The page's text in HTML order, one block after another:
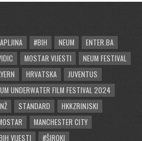
#BIH NEUM
ENTER.BA
MOSTAR VIJESTI
NEUM FESTIVAL
HRVATSKA
JUVENTUS
UNDERWATER FILM FESTIVAL 2024
STANDARD
HKKZRINJSKI
MANCHESTER CITY
VIJESTI
#ŠIROKI